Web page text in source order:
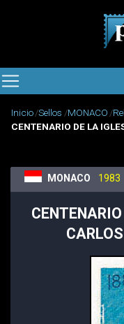
Inicio Sellos MONACO
CENTENARIO DE LA
MONACO 1983